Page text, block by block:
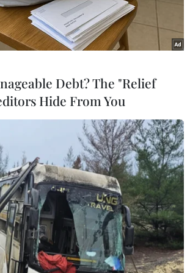
minh họa. (Nguồn: en.ria.ru)
trưởng Năng lượng Nga
ngày 16/9 cho biết nước này
kế hoạch sản xuất dầu nhẹ,
nguồn tăng trưởng sản lượng
lai, bất chấp lệnh trừng phạt
Debt? The "Relief
Hide From You